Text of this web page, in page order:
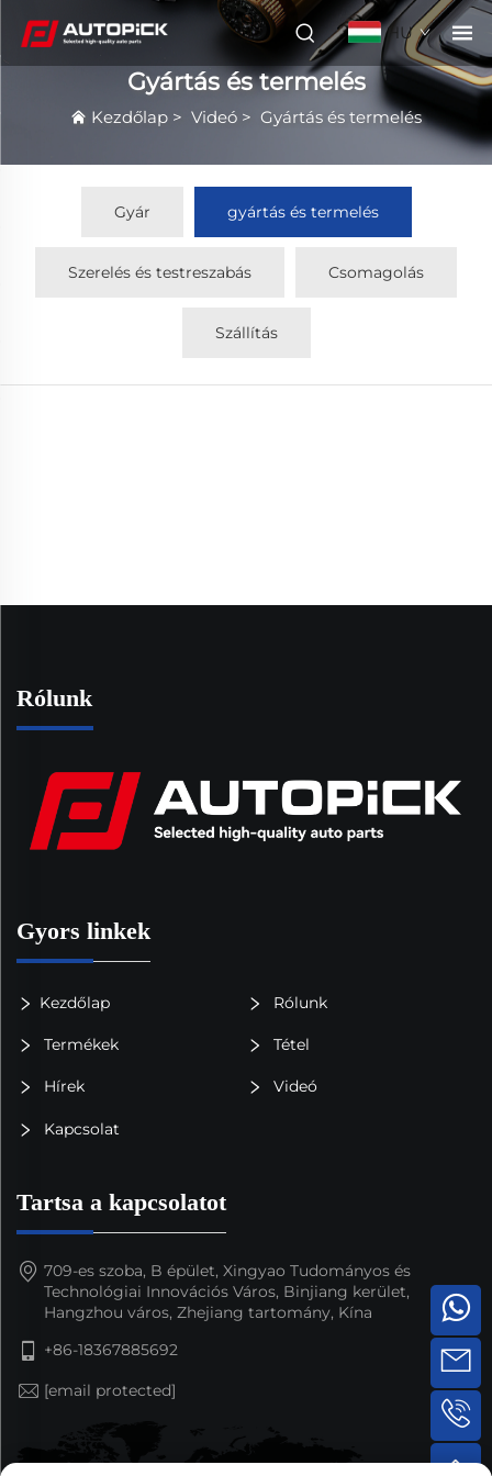
HU
Gyártás és termelés
Kezdőlap > Videó > Gyártás és termelés
Gyár gyártás és termelés
Szerelés és testreszabás Csomagolás
Szállítás
Rólunk
Gyors linkek
Kezdőlap Rólunk
Termékek Tétel
Hírek Videó
Kapcsolat
Tartsa a kapcsolatot
709-es szoba, B épület, Xingyao Tudományos és
Technológiai Innovációs Város, Binjiang kerület,
Hangzhou város, Zhejiang tartomány, Kína
+86-18367885692
[email protected]